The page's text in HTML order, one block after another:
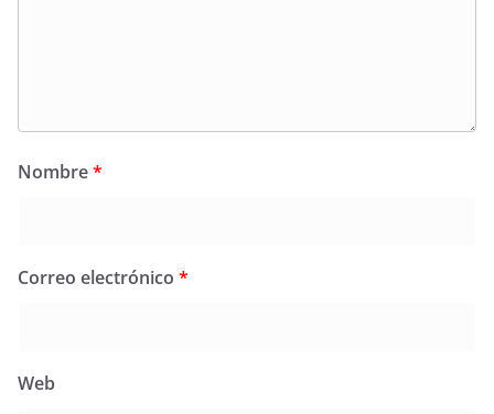
Nombre*
Correo electrónico *
Web